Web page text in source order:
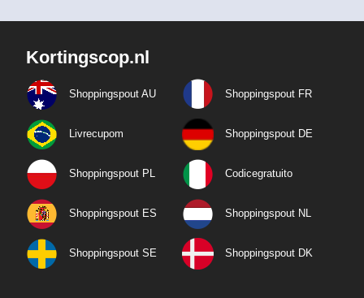
Kortingscop.nl
Shoppingspout AU Shoppingspout FR
Livrecupom Shoppingspout DE
Shoppingspout PL Codicegratuito
Shoppingspout ES Shoppingspout NL
Shoppingspout SE Shoppingspout DK